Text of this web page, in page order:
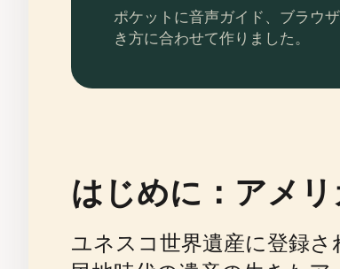
ポケットに音声ガイド、ブラウ
き方に合わせて作りました。
はじめに：アメ
ユネスコ世界遺産に登録